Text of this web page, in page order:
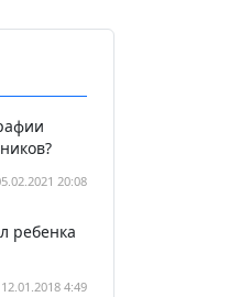
20:08
ребенка
12.01.2018 4:49